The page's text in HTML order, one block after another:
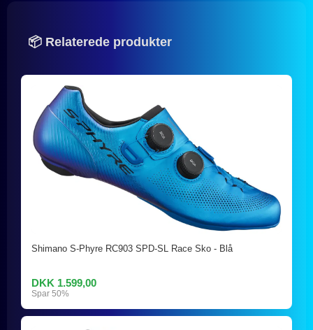
📦 Relaterede produkter
Shimano S-Phyre RC903 SPD-SL Race Sko - Blå
DKK 1.599,00
Spar 50%